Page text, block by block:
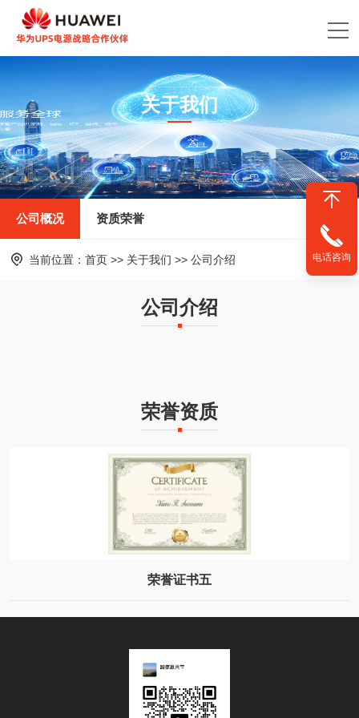
关于我们
About us
公司概况 资质荣誉
当前位置： 首页 >> 关于我们 >> 公司介绍
公司介绍
荣誉资质
荣誉证书五
电话咨询